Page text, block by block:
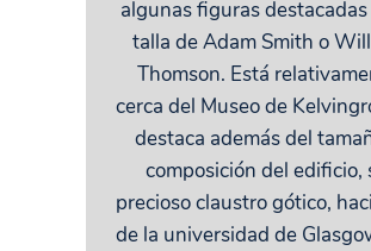
algunas figuras destacadas
talla de Adam Smith o
Thomson. Está
cerca del Museo de
destaca además del
composición del edificio,
precioso claustro gótico,
de la universidad de